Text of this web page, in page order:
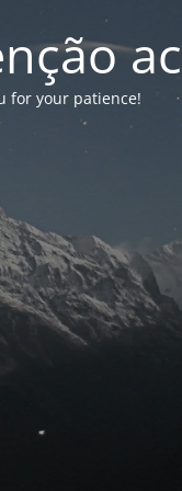
for your patience!